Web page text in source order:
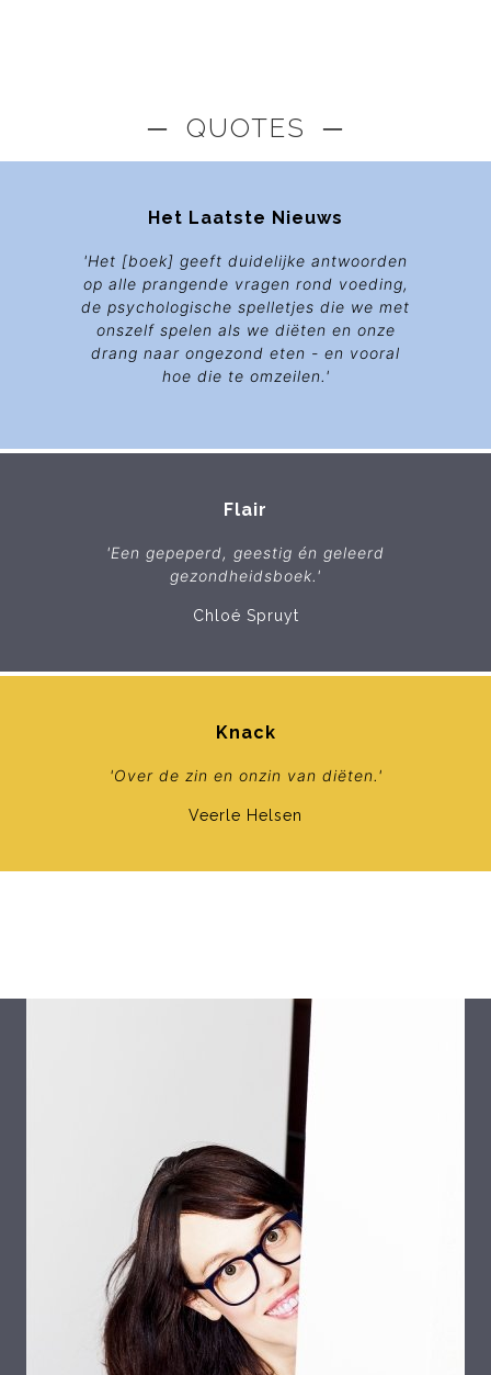
─ QUOTES ─
Het Laatste Nieuws
'Het [boek] geeft duidelijke antwoorden
op alle prangende vragen rond voeding,
de psychologische spelletjes die we met
onszelf spelen als we diëten en onze
drang naar ongezond eten - en vooral
hoe die te omzeilen.'
Flair
'Een gepeperd, geestig én geleerd
gezondheidsboek.'
Chloé Spruyt
Knack
'Over de zin en onzin van diëten.'
Veerle Helsen